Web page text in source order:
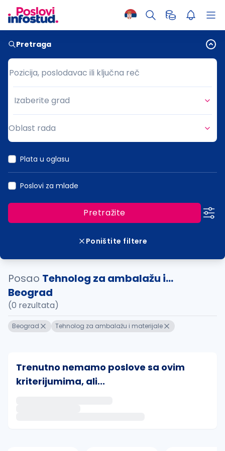
Pretraga
Pozicija, poslodavac ili ključna reč
Pozicija, poslodavac ili ključna reč
Grad
Izaberite grad
Oblast rada
Plata u oglasu
Poslovi za mlade
Pretražite
Poništite filtere
Posao Tehnolog za ambalažu i...
Beograd
(0 rezultata)
Beograd Tehnolog za ambalažu i materijale
Trenutno nemamo poslove sa ovim
kriterijumima, ali...